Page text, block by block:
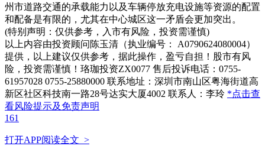
州市道路交通的承载能力以及车辆停放充电设施等资源的配置
和配备是有限的，尤其在中心城区这一矛盾会更加突出。
(特别声明：仅供参考，入市有风险，投资需谨慎)
以上内容由投资顾问陈玉清（执业编号： A0790624080004）
提供，以上建议仅供参考，据此操作，盈亏自担！股市有风
险，投资需谨慎！珞珈投资ZX0077 售后投诉电话：0755-
61957028 0755-25880000 联系地址：深圳市南山区粤海街道高
新区社区科技南一路28号达实大厦4002 联系人：李玲 *点击查
看风险提示及免责声明
161
打开APP阅读全文 >